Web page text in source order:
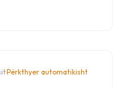
ju.
·Përkthyer automatikisht